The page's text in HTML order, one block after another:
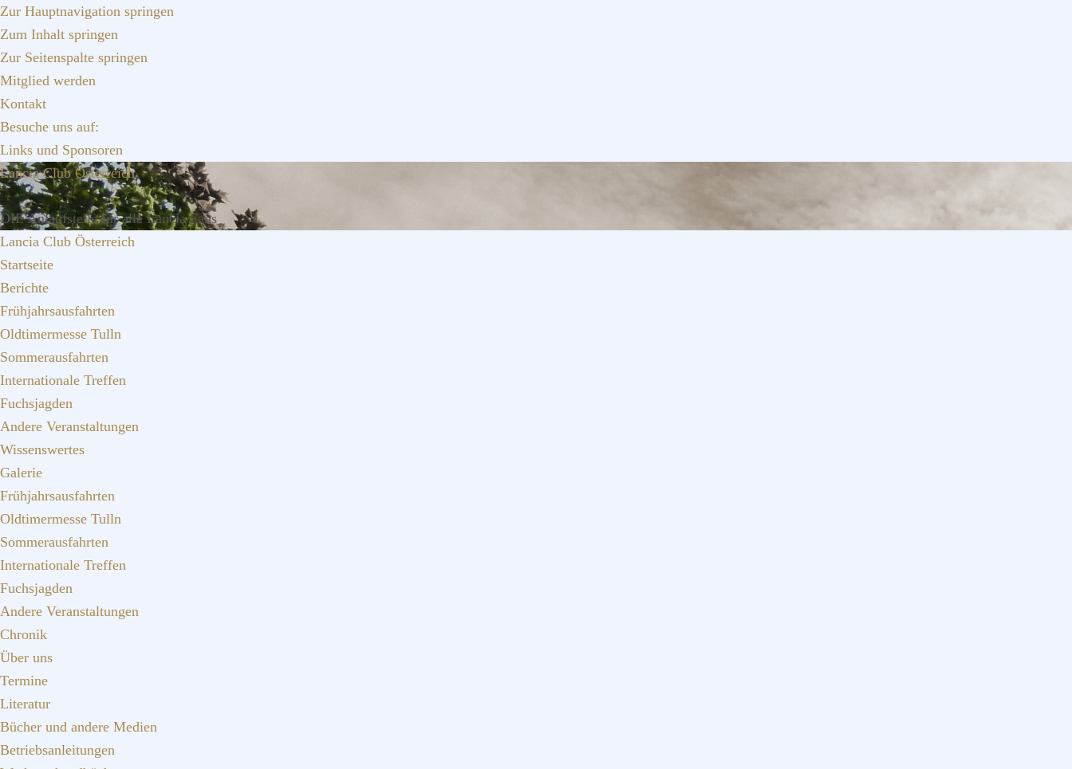
Zur Hauptnavigation springen
Zum Inhalt springen
Zur Seitenspalte springen
Mitglied werden
Kontakt
Besuche uns auf:
Links und Sponsoren
Lancia Club Österreich
DIE Anlaufstelle für alle Lancia Fans
Lancia Club Österreich
Startseite
Berichte
Frühjahrsausfahrten
Oldtimermesse Tulln
Sommerausfahrten
Internationale Treffen
Fuchsjagden
Andere Veranstaltungen
Wissenswertes
Galerie
Frühjahrsausfahrten
Oldtimermesse Tulln
Sommerausfahrten
Internationale Treffen
Fuchsjagden
Andere Veranstaltungen
Chronik
Über uns
Termine
Literatur
Bücher und andere Medien
Betriebsanleitungen